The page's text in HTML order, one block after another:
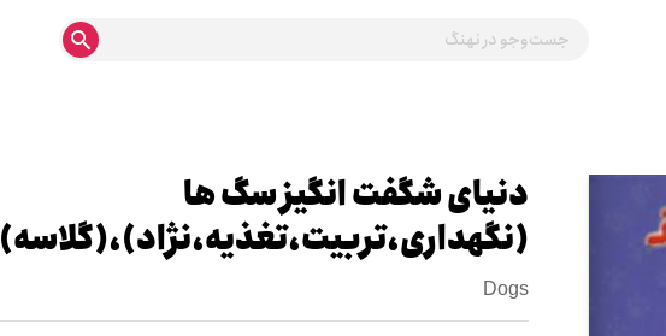
دنیای شگفت انگیز سگ ها
(نگهداری،تربیت،تغذیه،نژاد)،(گلاسه)
Dogs